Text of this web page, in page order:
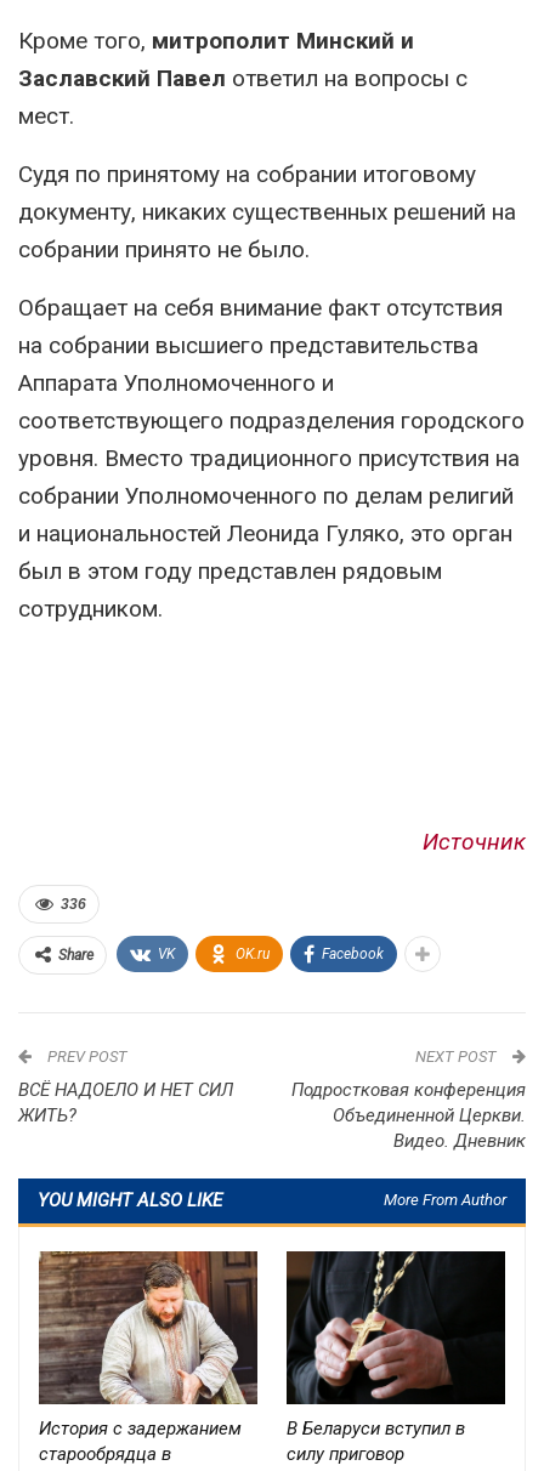
Кроме того, митрополит Минский и
Заславский Павел ответил на вопросы с
мест.
Судя по принятому на собрании итоговому
документу, никаких существенных решений на
собрании принято не было.
Обращает на себя внимание факт отсутствия
на собрании высшиего представительства
Аппарата Уполномоченного и
соответствующего подразделения городского
уровня. Вместо традиционного присутствия на
собрании Уполномоченного по делам религий
и национальностей Леонида Гуляко, это орган
был в этом году представлен рядовым
сотрудником.
Источник
336
Share VK OK.ru Facebook
PREV POST
ВСЁ НАДОЕЛО И НЕТ СИЛ
ЖИТЬ?
NEXT POST
Подростковая конференция
Объединенной Церкви.
Видео. Дневник
YOU MIGHT ALSO LIKE More From Author
История с задержанием
старообрядца в
В Беларуси вступил в
силу приговор